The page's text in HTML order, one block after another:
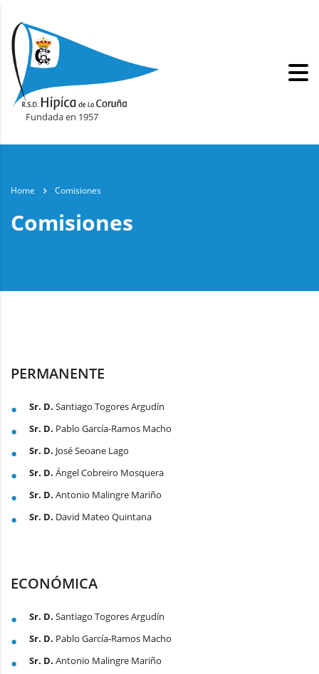
Fundada en 1957
Home Comisiones
Comisiones
PERMANENTE
Sr. D. Santiago Togores Argudín
Sr. D. Pablo García-Ramos Macho
Sr. D. José Seoane Lago
Sr. D. Ángel Cobreiro Mosquera
Sr. D. Antonio Malingre Mariño
Sr. D. David Mateo Quintana
ECONÓMICA
Sr. D. Santiago Togores Argudín
Sr. D. Pablo García-Ramos Macho
Sr. D. Antonio Malingre Mariño